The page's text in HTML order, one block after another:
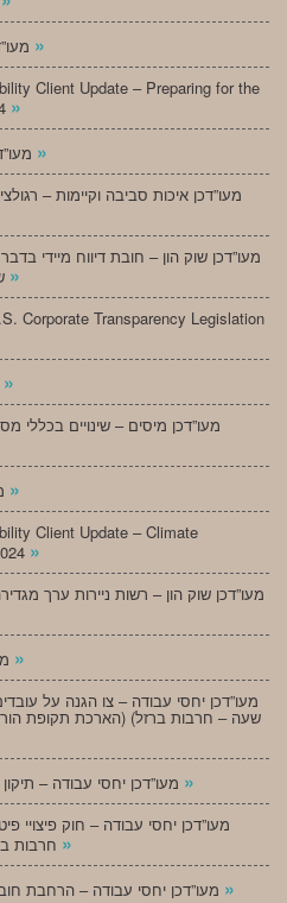
»
Client Update – Preparing for the
»
»
מעו”דכן איכות סביבה וקיימות –
מעו”דכן שוק הון – חובת דיווח מיידי
»
Corporate Transparency Legislation
»
מעו”דכן מיסים – שינויים
»
Client Update – Climate
»
מעו”דכן שוק הון – רשות ניירות ערך
»
»
»
»